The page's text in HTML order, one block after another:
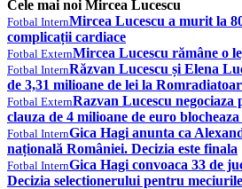
Cele mai noi Mircea Lucescu
Fotbal InternMircea Lucescu a murit la
complicații cardiace
Fotbal ExternMircea Lucescu rămâne o
Fotbal InternRăzvan Lucescu și Elena
de 3,31 milioane de lei la
Fotbal ExternRazvan Lucescu
clauza de 4 milioane de euro
Fotbal InternGica Hagi anunta ca
națională României. Decizia este finala
Fotbal InternGica Hagi convoaca 33 de
Decizia selectionerului pentru